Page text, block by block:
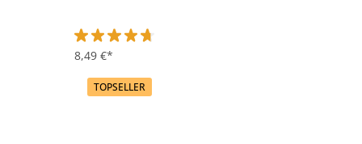
Durchschnittliche Bewertung von 4.8 von 5 Sternen
8,49 €*
TOPSELLER